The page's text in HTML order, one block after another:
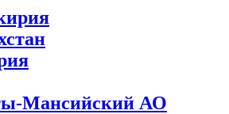
Мансийский АО